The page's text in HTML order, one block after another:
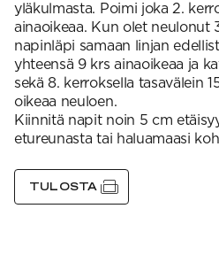
yläkulmasta. Poimi joka 2.
ainaoikeaa. Kun olet neulonut
napinläpi samaan linjan
yhteensä 9 krs ainaoikeaa ja
sekä 8. kerroksella tasavälein
oikeaa neuloen.
Kiinnitä napit noin 5 cm
etureunasta tai haluamaasi
TULOSTA